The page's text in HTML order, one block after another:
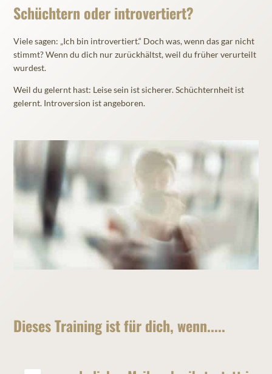
Schüchtern oder introvertiert?
Viele sagen: „Ich bin introvertiert.“ Doch was, wenn das gar nicht
stimmt? Wenn du dich nur zurückhältst, weil du früher verurteilt
wurdest.
Weil du gelernt hast: Leise sein ist sicherer. Schüchternheit ist
gelernt. Introversion ist angeboren.
Dieses Training ist für dich, wenn.....